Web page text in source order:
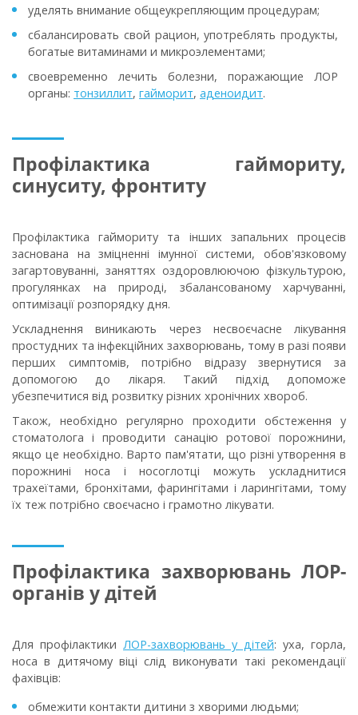
уделять внимание общеукрепляющим процедурам;
сбалансировать свой рацион, употреблять продукты,
богатые витаминами и микроэлементами;
своевременно лечить болезни, поражающие ЛОР
органы: тонзиллит, гайморит, аденоидит.
Профілактика гаймориту,
синуситу, фронтиту
Профілактика гаймориту та інших запальних процесів
заснована на зміцненні імунної системи, обов'язковому
загартовуванні, заняттях оздоровлюючою фізкультурою,
прогулянках на природі, збалансованому харчуванні,
оптимізації розпорядку дня.
Ускладнення виникають через несвоєчасне лікування
простудних та інфекційних захворювань, тому в разі появи
перших симптомів, потрібно відразу звернутися за
допомогою до лікаря. Такий підхід допоможе
убезпечитися від розвитку різних хронічних хвороб.
Також, необхідно регулярно проходити обстеження у
стоматолога і проводити санацію ротової порожнини,
якщо це необхідно. Варто пам'ятати, що різні утворення в
порожнині носа і носоглотці можуть ускладнитися
трахеїтами, бронхітами, фарингітами і ларингітами, тому
їх теж потрібно своєчасно і грамотно лікувати.
Профілактика захворювань ЛОР-
органів у дітей
Для профілактики ЛОР-захворювань у дітей: уха, горла,
носа в дитячому віці слід виконувати такі рекомендації
фахівців:
обмежити контакти дитини з хворими людьми;